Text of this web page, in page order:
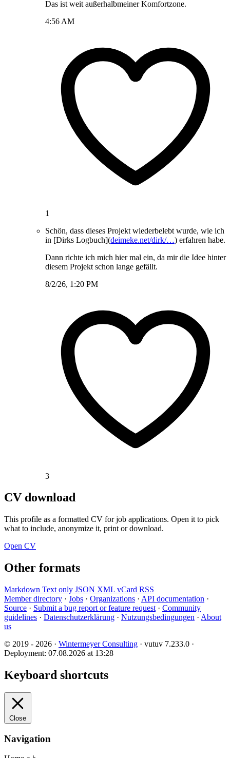
Das ist weit außerhalbmeiner Komfortzone.
4:56 AM
1
Schön, dass dieses Projekt wiederbelebt wurde, wie ich
in [Dirks Logbuch](deimeke.net/dirk/…) erfahren habe.
Dann richte ich mich hier mal ein, da mir die Idee hinter
diesem Projekt schon lange gefällt.
8/2/26, 1:20 PM
3
CV download
This profile as a formatted CV for job applications. Open it to pick
what to include, anonymize it, print or download.
Open CV
Other formats
Markdown Text only JSON XML vCard RSS
Member directory · Jobs · Organizations · API documentation ·
Source · Submit a bug report or feature request · Community
guidelines · Datenschutzerklärung · Nutzungsbedingungen · About
us
© 2019 - 2026 · Wintermeyer Consulting · vutuv 7.233.0 ·
Deployment: 07.08.2026 at 13:28
Keyboard shortcuts
Close
Navigation